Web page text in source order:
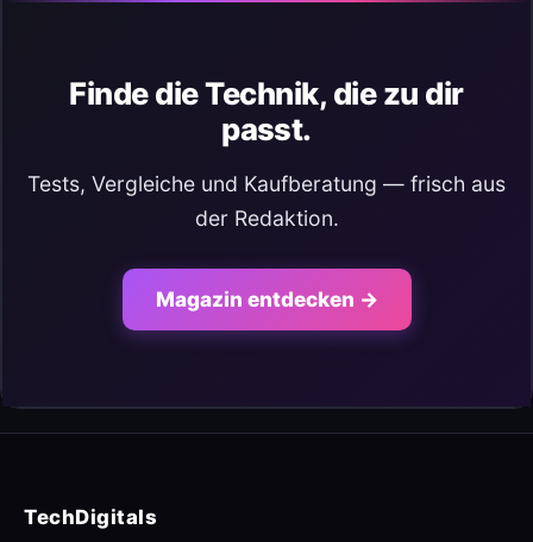
Finde die Technik, die zu dir
passt.
Tests, Vergleiche und Kaufberatung — frisch aus
der Redaktion.
Magazin entdecken →
TechDigitals